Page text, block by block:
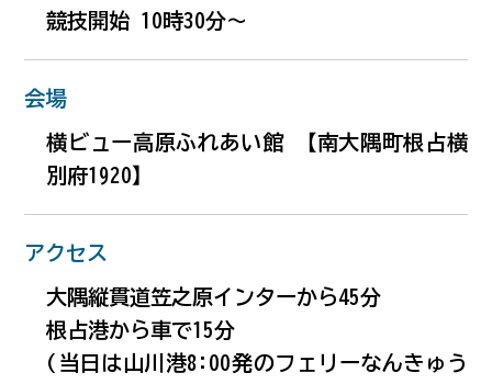
パンフレット
#旬の味
混雑状況について
競技開始 10時30分～
会場
横ビュー高原ふれあい館 【南大隅町根占横
別府1920】
アクセス
大隅縦貫道笠之原インターから45分
根占港から車で15分
(当日は山川港8:00発のフェリーなんきゅう